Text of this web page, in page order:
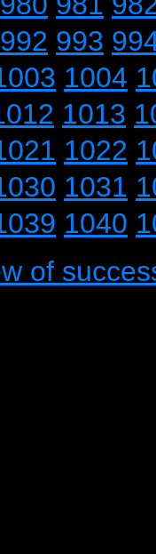
992 993
1004
1013
1022
1031
1040
of